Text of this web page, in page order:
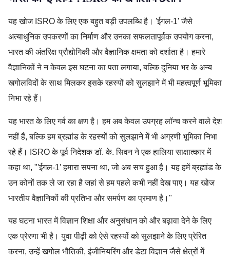
यह खोज ISRO के लिए एक बहुत बड़ी उपलब्धि है। 'ईगल-1' जैसे
अत्याधुनिक उपकरणों का निर्माण और उनका सफलतापूर्वक उपयोग करना,
भारत की अंतरिक्ष प्रौद्योगिकी और वैज्ञानिक क्षमता को दर्शाता है। हमारे
वैज्ञानिकों ने न केवल इस घटना का पता लगाया, बल्कि दुनिया भर के अन्य
खगोलविदों के साथ मिलकर इसके रहस्यों को सुलझाने में भी महत्वपूर्ण भूमिका
निभा रहे हैं।
यह भारत के लिए गर्व का क्षण है। हम अब केवल उपग्रह लॉन्च करने वाले देश
नहीं हैं, बल्कि हम ब्रह्मांड के रहस्यों को सुलझाने में भी अग्रणी भूमिका निभा
रहे हैं। ISRO के पूर्व निदेशक डॉ. के. सिवन ने एक हालिया साक्षात्कार में
कहा था, "'ईगल-1' हमारा सपना था, जो अब सच हुआ है। यह हमें ब्रह्मांड के
उन कोनों तक ले जा रहा है जहां से हम पहले कभी नहीं देख पाए। यह खोज
भारतीय वैज्ञानिकों की प्रतिभा और समर्पण का प्रमाण है।"
यह घटना भारत में विज्ञान शिक्षा और अनुसंधान को और बढ़ावा देने के लिए
एक प्रेरणा भी है। युवा पीढ़ी को ऐसे रहस्यों को सुलझाने के लिए प्रेरित
करना, उन्हें खगोल भौतिकी, इंजीनियरिंग और डेटा विज्ञान जैसे क्षेत्रों में